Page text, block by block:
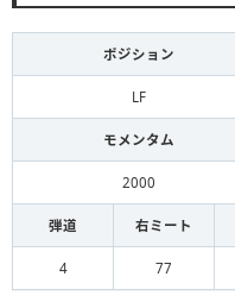
ポジション
LF
モメンタム
2000
弾道 右ミート
4 77